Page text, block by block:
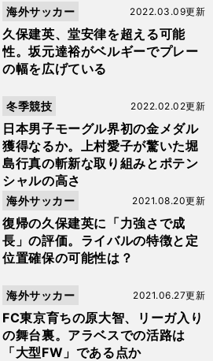
久保建英、堂安律を超える可能
性。坂元達裕がベルギーでプレー
の幅を広げている
2022.03.09更新
海外サッカー
日本男子モーグル界初の金メダル
獲得なるか。上村愛子が驚いた堀
島行真の斬新な取り組みとポテン
シャルの高さ
2022.02.02更新
冬季競技
復帰の久保建英に「力強さで成
長」の評価。ライバルの特徴と定
位置確保の可能性は？
2021.08.20更新
海外サッカー
FC東京育ちの原大智、リーガ入り
の舞台裏。アラベスでの活路は
「大型FW」である点か
2021.06.27更新
海外サッカー